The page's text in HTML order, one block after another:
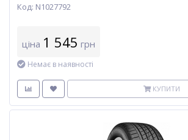
Код: N1027792
ціна 1 545 грн
Немає в наявності
КУПИТИ